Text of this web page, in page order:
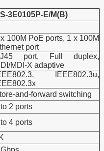
3E0105P-E/M(B)
100M PoE ports, 1 x 100M
port
port, Full duplex,
MDI-X adaptive
IEEE802.3u,
and-forward switching
2 ports
4 ports